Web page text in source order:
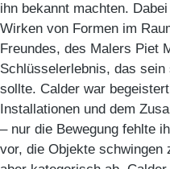
ihn bekannt machten.
Wirken von Formen im
Freundes, des Malers Piet
Schlüsselerlebnis, das
sollte. Calder war
Installationen und dem
– nur die Bewegung fehlte
vor, die Objekte schwingen